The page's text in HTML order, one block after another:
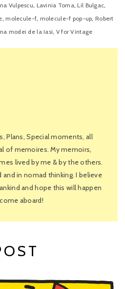
Vulpescu, Lavinia Toma,Lil Bulgac,
,molecule-f, molecule-f pop-up, Robert
modei de la Iasi, V for Vintage
Plans, Special moments, all
of memoires. My memoirs,
lived by me & by the others.
in nomad thinking. I believe
and hope this will happen
aboard!